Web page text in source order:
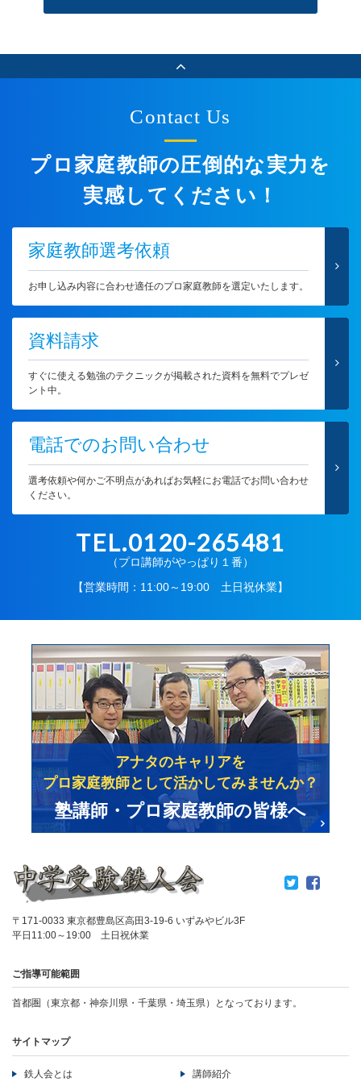
Contact Us
プロ家庭教師の圧倒的な実力を
実感してください！
家庭教師選考依頼
お申し込み内容に合わせ適任のプロ家庭教師を選定いたします。
資料請求
すぐに使える勉強のテクニックが掲載された資料を無料でプレゼ
ント中。
電話でのお問い合わせ
選考依頼や何かご不明点があればお気軽にお電話でお問い合わせ
ください。
TEL.0120-265481
（プロ講師がやっぱり１番）
【営業時間：11:00～19:00 土日祝休業】
〒171-0033 東京都豊島区高田3-19-6 いずみやビル3F
平日11:00～19:00 土日祝休業
ご指導可能範囲
首都圏（東京都・神奈川県・千葉県・埼玉県）となっております。
サイトマップ
鉄人会とは 講師紹介
アナタのキャリアを
プロ家庭教師として活かしてみませんか？
塾講師・プロ家庭教師の皆様へ